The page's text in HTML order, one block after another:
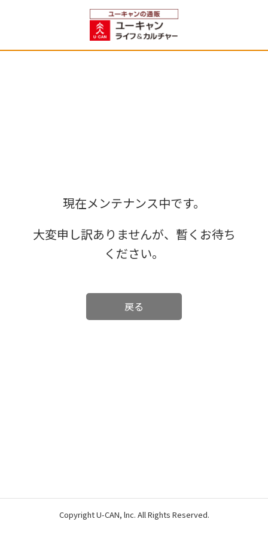
現在メンテナンス中です。
大変申し訳ありませんが、暫くお待ち
ください。
戻る
Copyright U-CAN, lnc. All Rights Reserved.